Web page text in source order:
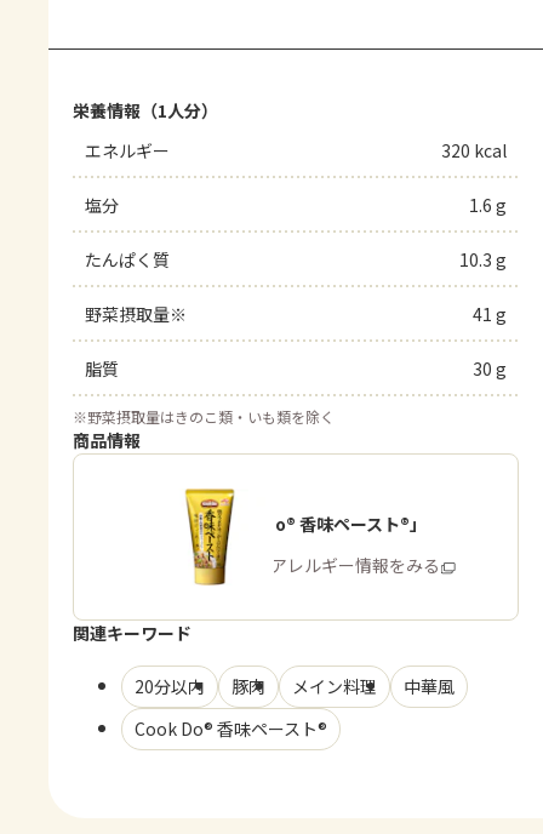
栄養情報（1人分）
エネルギー
320 kcal
塩分 1.6 g
たんぱく質 10.3 g
野菜摂取量※ 41 g
脂質 30 g
※野菜摂取量はきのこ類・いも類を除く
商品情報
「Cook Do® 香味ペースト®」
商品・アレルギー情報をみる
関連キーワード
20分以内 豚肉 メイン料理
中華風
Cook Do® 香味ペースト®